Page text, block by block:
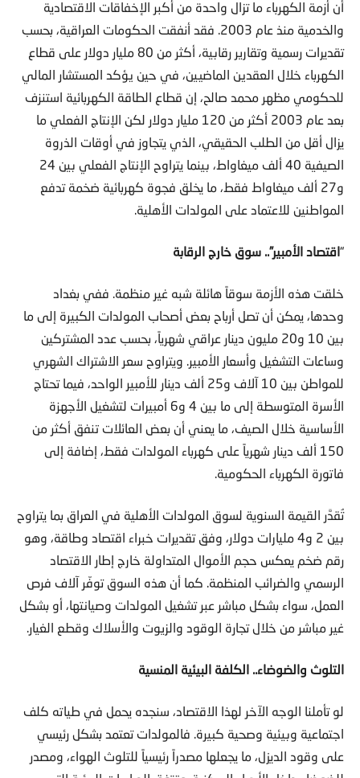
أن أزمة الكهرباء ما تزال واحدة من أكبر الإخفاقات الاقتصادية
والخدمية منذ عام 2003. فقد أنفقت الحكومات العراقية، بحسب
تقديرات رسمية وتقارير رقابية، أكثر من 80 مليار دولار على قطاع
الكهرباء خلال العقدين الماضيين، في حين يؤكد المستشار المالي
للحكومي مظهر محمد صالح، إن قطاع الطاقة الكهربائية استنزف
بعد عام 2003 أكثر من 120 مليار دولار لكن الإنتاج الفعلي ما
يزال أقل من الطلب الحقيقي، الذي يتجاوز في أوقات الذروة
الصيفية 40 ألف ميغاواط، بينما يتراوح الإنتاج الفعلي بين 24
و27 ألف ميغاواط فقط، ما يخلق فجوة كهربائية ضخمة تدفع
المواطنين للاعتماد على المولدات الأهلية.
“اقتصاد الأمبير”.. سوق خارج الرقابة
خلقت هذه الأزمة سوقاً هائلة شبه غير منظمة. ففي بغداد
وحدها، يمكن أن تصل أرباح بعض أصحاب المولدات الكبيرة إلى ما
بين 10 و20 مليون دينار عراقي شهرياً، بحسب عدد المشتركين
وساعات التشغيل وأسعار الأمبير. ويتراوح سعر الاشتراك الشهري
للمواطن بين 10 آلاف و25 ألف دينار للأمبير الواحد، فيما تحتاج
الأسرة المتوسطة إلى ما بين 4 و6 أمبيرات لتشغيل الأجهزة
الأساسية خلال الصيف، ما يعني أن بعض العائلات تنفق أكثر من
150 ألف دينار شهرياً على كهرباء المولدات فقط، إضافة إلى
فاتورة الكهرباء الحكومية.
تُقدَّر القيمة السنوية لسوق المولدات الأهلية في العراق بما يتراوح
بين 2 و4 مليارات دولار، وفق تقديرات خبراء اقتصاد وطاقة، وهو
رقم ضخم يعكس حجم الأموال المتداولة خارج إطار الاقتصاد
الرسمي والضرائب المنظمة. كما أن هذه السوق توفّر آلاف فرص
العمل، سواء بشكل مباشر عبر تشغيل المولدات وصيانتها، أو بشكل
غير مباشر من خلال تجارة الوقود والزيوت والأسلاك وقطع الغيار.
التلوث والضوضاء.. الكلفة البيئية المنسية
لو تأملنا الوجه الآخر لهذا الاقتصاد، سنجده يحمل في طياته كلف
اجتماعية وبيئية وصحية كبيرة. فالمولدات تعتمد بشكل رئيسي
على وقود الديزل، ما يجعلها مصدراً رئيسياً للتلوث الهواء، ومصدر